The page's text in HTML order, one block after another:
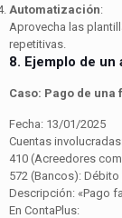
Automatización:
Aprovecha las
repetitivas.
8. Ejemplo de
Caso: Pago de
Fecha: 13/01/2025
Cuentas
410 (Acreedores
572 (Bancos): Débito
Descripción: «Pago
En ContaPlus: